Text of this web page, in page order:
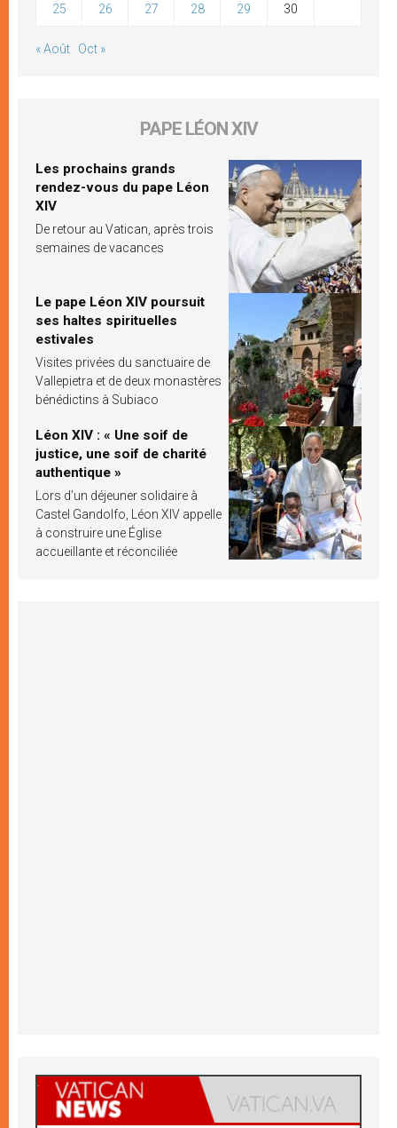
25 26 27 28 29 30
« Août Oct »
PAPE LÉON XIV
Les prochains grands
rendez-vous du pape Léon
XIV
De retour au Vatican, après trois
semaines de vacances
Le pape Léon XIV poursuit
ses haltes spirituelles
estivales
Visites privées du sanctuaire de
Vallepietra et de deux monastères
bénédictins à Subiaco
Léon XIV : « Une soif de
justice, une soif de charité
authentique »
Lors d’un déjeuner solidaire à
Castel Gandolfo, Léon XIV appelle
à construire une Église
accueillante et réconciliée